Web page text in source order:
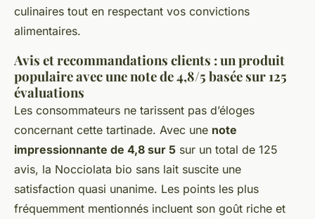
culinaires tout en respectant vos convictions
alimentaires.
Avis et recommandations clients : un produit
populaire avec une note de 4,8/5 basée sur 125
évaluations
Les consommateurs ne tarissent pas d’éloges
concernant cette tartinade. Avec une note
impressionnante de 4,8 sur 5 sur un total de 125
avis, la Nocciolata bio sans lait suscite une
satisfaction quasi unanime. Les points les plus
fréquemment mentionnés incluent son goût riche et